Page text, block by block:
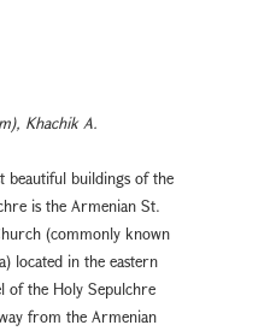
Khachik A.
beautiful buildings of the
is the Armenian St.
(commonly known
located in the eastern
of the Holy Sepulchre
from the Armenian